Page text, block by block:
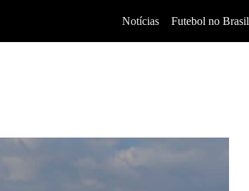
Notícias Futebol no Brasil